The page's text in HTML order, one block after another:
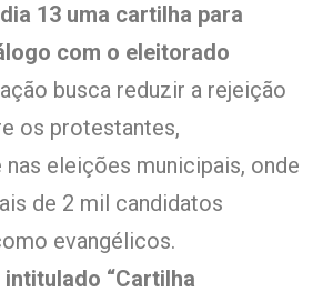
13 uma cartilha para
com o eleitorado
busca reduzir a rejeição
os protestantes,
eleições municipais, onde
de 2 mil candidatos
evangélicos.
“Cartilha